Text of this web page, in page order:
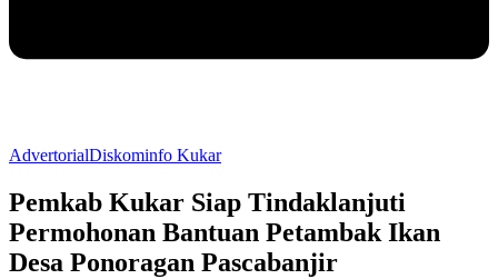
AdvertorialDiskominfo Kukar
Pemkab Kukar Siap Tindaklanjuti
Permohonan Bantuan Petambak Ikan
Desa Ponoragan Pascabanjir